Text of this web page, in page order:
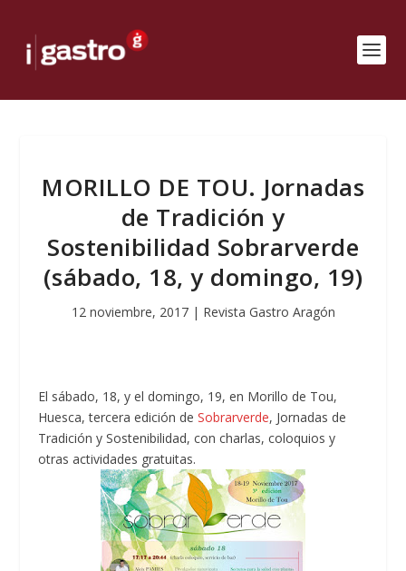
MORILLO DE TOU. Jornadas
de Tradición y
Sostenibilidad Sobrarverde
(sábado, 18, y domingo, 19)
12 noviembre, 2017| Revista Gastro Aragón
El sábado, 18, y el domingo, 19, en Morillo de Tou,
Huesca, tercera edición deSobrarverde, Jornadas de
Tradición y Sostenibilidad, con charlas, coloquios y
otras actividades gratuitas.